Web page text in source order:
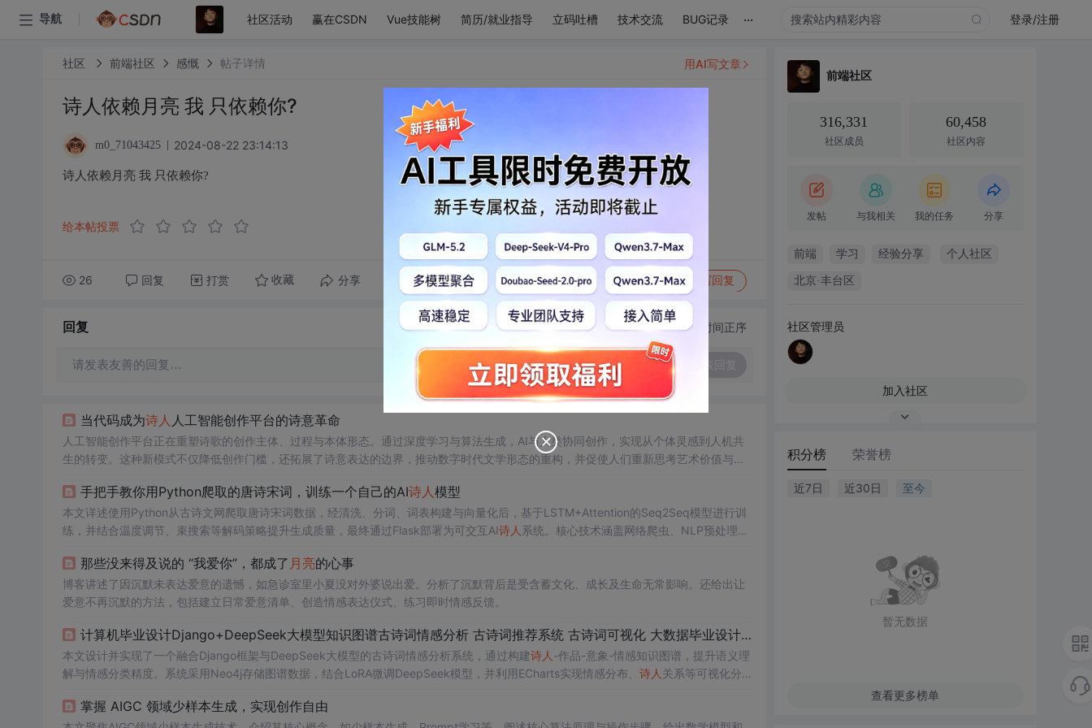
导航 社区活动 赢在CSDN Vue技能树 简历/就业指导 立码吐槽 技术交流 BUG记录 ... 登录/注册
社区 前端社区 感慨 帖子详情
诗人依赖月亮 我 只依赖你?
m0_71043425 2024-08-22 23:14:13
诗人依赖月亮 我 只依赖你?
给本帖投票
26 回复 打赏 收藏 分享 转发到动态 举报 写回复
用AI写文章
回复 切换为时间正序
请发表友善的回复…
当代码成为诗人 人工智能创作平台的诗意革命
人工智能创作平台正在重塑诗歌的创作主体、过程与本体形态。通过深度学习与算法生成，AI与人类协同创作，实现从个体灵感到人机共
生的转变。这种新模式不仅降低创作门槛，还拓展了诗意表达的边界，推动数字时代文学形态的重构，并促使人们重新思考艺术价值与创
手把手教你用Python爬取的唐诗宋词，训练一个自己的AI诗人模型
本文详述使用Python从古诗文网爬取唐诗宋词数据，经清洗、分词、词表构建与向量化后，基于LSTM+Attention的Seq2Seq模型进行训
练，并结合温度调节、束搜索等解码策略提升生成质量，最终通过Flask部署为可交互AI诗人 系统。核心技术涵盖网络爬虫、NLP预处理、
那些没来得及说的 “我爱你”，都成了 月亮的心事
博客讲述了因沉默未表达爱意的遗憾，如急诊室里小夏没对外婆说出爱。分析了沉默背后是受含蓄文化、成长及生命无常影响。还给出让
爱意不再沉默的方法，包括建立日常爱意清单、创造情感表达仪式、练习即时情感反馈。
计算机毕业设计Django+DeepSeek大模型知识图谱古诗词情感分析 古诗词推荐系统 古诗词可视化 大数据毕业设计(源码+LW+PPT+讲解)
本文设计并实现了一个融合Django框架与DeepSeek大模型的古诗词情感分析系统，通过构建诗人 -作品-意象-情感知识图谱，提升语义理
解与情感分类精度。系统采用Neo4j存储图谱数据，结合LoRA微调DeepSeek模型，并利用ECharts实现情感分布、 诗人 关系等可视化分
掌握 AIGC 领域少样本生成，实现创作自由
前端社区
316,331
社区成员
60,458
社区内容
发帖 与我相关 我的任务 分享
前端 学习 经验分享 个人社区
北京·丰台区
社区管理员
加入社区
积分榜 荣誉榜
近7日 近30日 至今
暂无数据
查看更多榜单